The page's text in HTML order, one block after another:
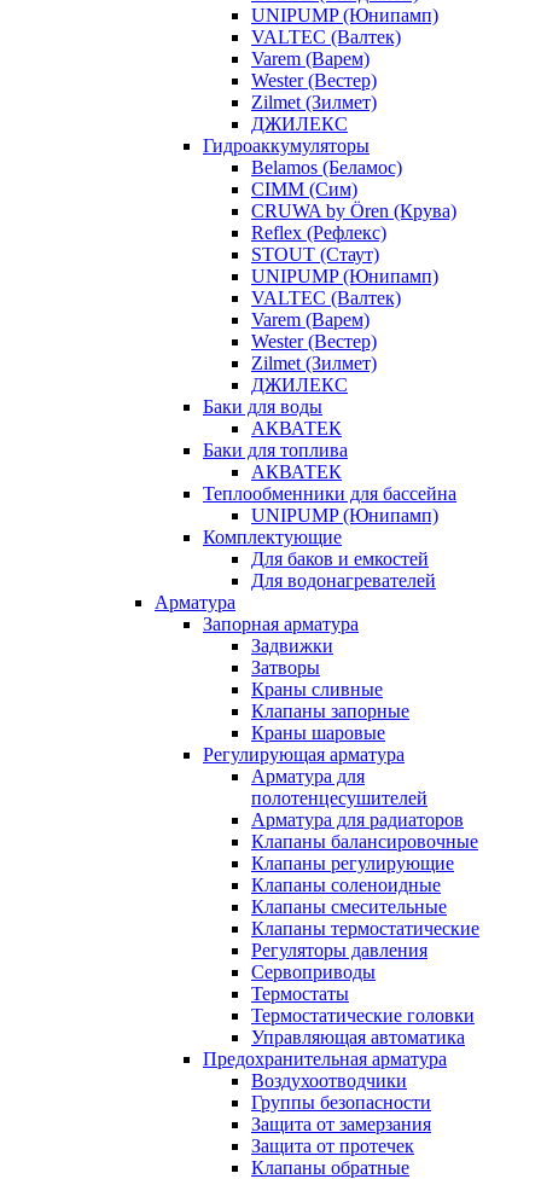
UNIPUMP (Юнипамп)
VALTEC (Валтек)
Varem (Варем)
Wester (Вестер)
Zilmet (Зилмет)
ДЖИЛЕКС
Гидроаккумуляторы
Belamos (Беламос)
CIMM (Сим)
CRUWA by Ören (Крува)
Reflex (Рефлекс)
STOUT (Стаут)
UNIPUMP (Юнипамп)
VALTEC (Валтек)
Varem (Варем)
Wester (Вестер)
Zilmet (Зилмет)
ДЖИЛЕКС
Баки для воды
АКВАТЕК
Баки для топлива
АКВАТЕК
Теплообменники для бассейна
UNIPUMP (Юнипамп)
Комплектующие
Для баков и емкостей
Для водонагревателей
Арматура
Запорная арматура
Задвижки
Затворы
Краны сливные
Клапаны запорные
Краны шаровые
Регулирующая арматура
Арматура для
полотенцесушителей
Арматура для радиаторов
Клапаны балансировочные
Клапаны регулирующие
Клапаны соленоидные
Клапаны смесительные
Клапаны термостатические
Регуляторы давления
Сервоприводы
Термостаты
Термостатические головки
Управляющая автоматика
Предохранительная арматура
Воздухоотводчики
Группы безопасности
Защита от замерзания
Защита от протечек
Клапаны обратные